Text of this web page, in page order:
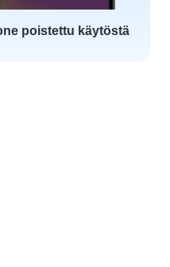
poistettu käytöstä